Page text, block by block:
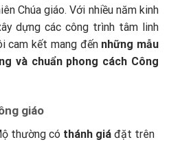
Chúa giáo. Với nhiều năm kinh
dựng các công trình tâm linh
cam kết mang đến những mẫu
và chuẩn phong cách Công
giáo
thường có thánh giáđặt trên